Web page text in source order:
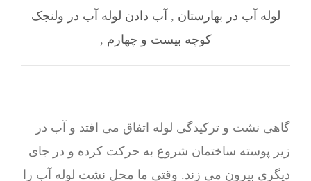
لوله آب در بهارستان , آب دادن لوله آب در ولنجک
کوچه بیست و چهارم ,
گاهی نشت و ترکیدگی لوله اتفاق می افتد و آب در
زیر پوسته ساختمان شروع به حرکت کرده و در جای
دیگری بیرون می زند. وقتی ما محل نشت لوله آب را